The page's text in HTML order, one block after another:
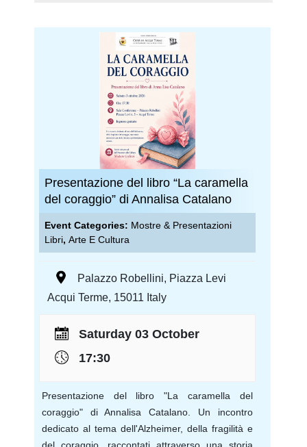
Presentazione del libro “La caramella
del coraggio” di Annalisa Catalano
Event Categories: Mostre & Presentazioni
Libri, Arte E Cultura
Palazzo Robellini, Piazza Levi
Acqui Terme, 15011 Italy
Saturday 03 October
17:30
Presentazione del libro "La caramella del
coraggio" di Annalisa Catalano. Un incontro
dedicato al tema dell'Alzheimer, della fragilità e